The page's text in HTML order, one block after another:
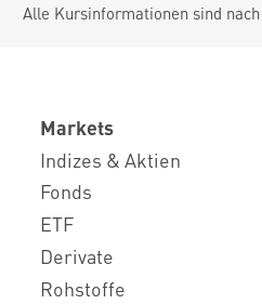
Alle Kursinformationen sind
Markets
Indizes & Aktien
Fonds
ETF
Derivate
Rohstoffe